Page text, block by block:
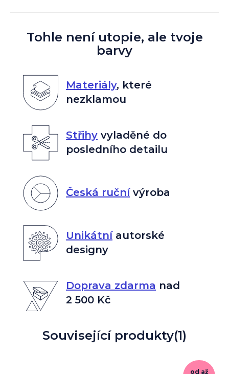
Tohle není utopie, ale tvoje
barvy
Materiály, které
nezklamou
Střihyvyladěné do
posledního detailu
Česká ručnívýroba
Unikátníautorské
designy
Doprava zdarma nad
2 500 Kč
Související produkty(1)
od až